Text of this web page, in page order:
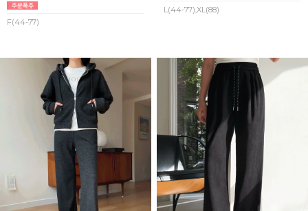
F(44-77)
L(44-77),XL(88)